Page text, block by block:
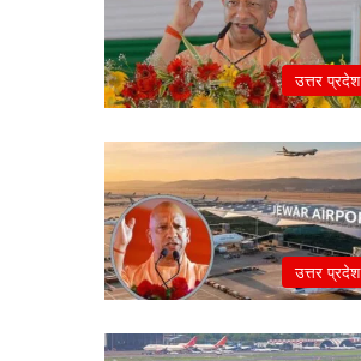
उत्तर प्रदेश
उत्तर प्रदेश